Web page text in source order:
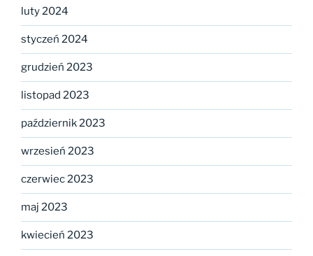
luty 2024
styczeń 2024
grudzień 2023
listopad 2023
październik 2023
wrzesień 2023
czerwiec 2023
maj 2023
kwiecień 2023